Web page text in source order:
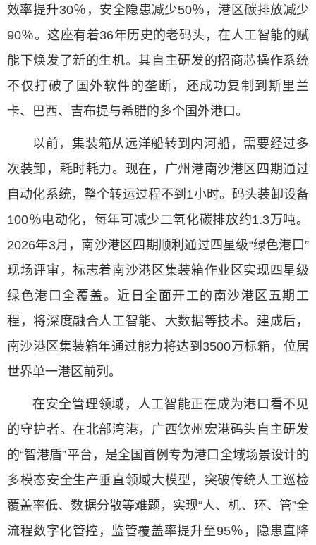
效率提升30％，安全隐患减少50％，港区碳排放减少
90％。这座有着36年历史的老码头，在人工智能的赋
能下焕发了新的生机。其自主研发的招商芯操作系统
不仅打破了国外软件的垄断，还成功复制到斯里兰
卡、巴西、吉布提与希腊的多个国外港口。
以前，集装箱从远洋船转到内河船，需要经过多
次装卸，耗时耗力。现在，广州港南沙港区四期通过
自动化系统，整个转运过程不到1小时。码头装卸设备
100％电动化，每年可减少二氧化碳排放约1.3万吨。
2026年3月，南沙港区四期顺利通过四星级“绿色港口”
现场评审，标志着南沙港区集装箱作业区实现四星级
绿色港口全覆盖。近日全面开工的南沙港区五期工
程，将深度融合人工智能、大数据等技术。建成后，
南沙港区集装箱年通过能力将达到3500万标箱，位居
世界单一港区前列。
在安全管理领域，人工智能正在成为港口看不见
的守护者。在北部湾港，广西钦州宏港码头自主研发
的“智港盾”平台，是全国首例专为港口全域场景设计的
多模态安全生产垂直领域大模型，突破传统人工巡检
覆盖率低、数据分散等难题，实现“人、机、环、管”全
流程数字化管控，监管覆盖率提升至95％，隐患直降